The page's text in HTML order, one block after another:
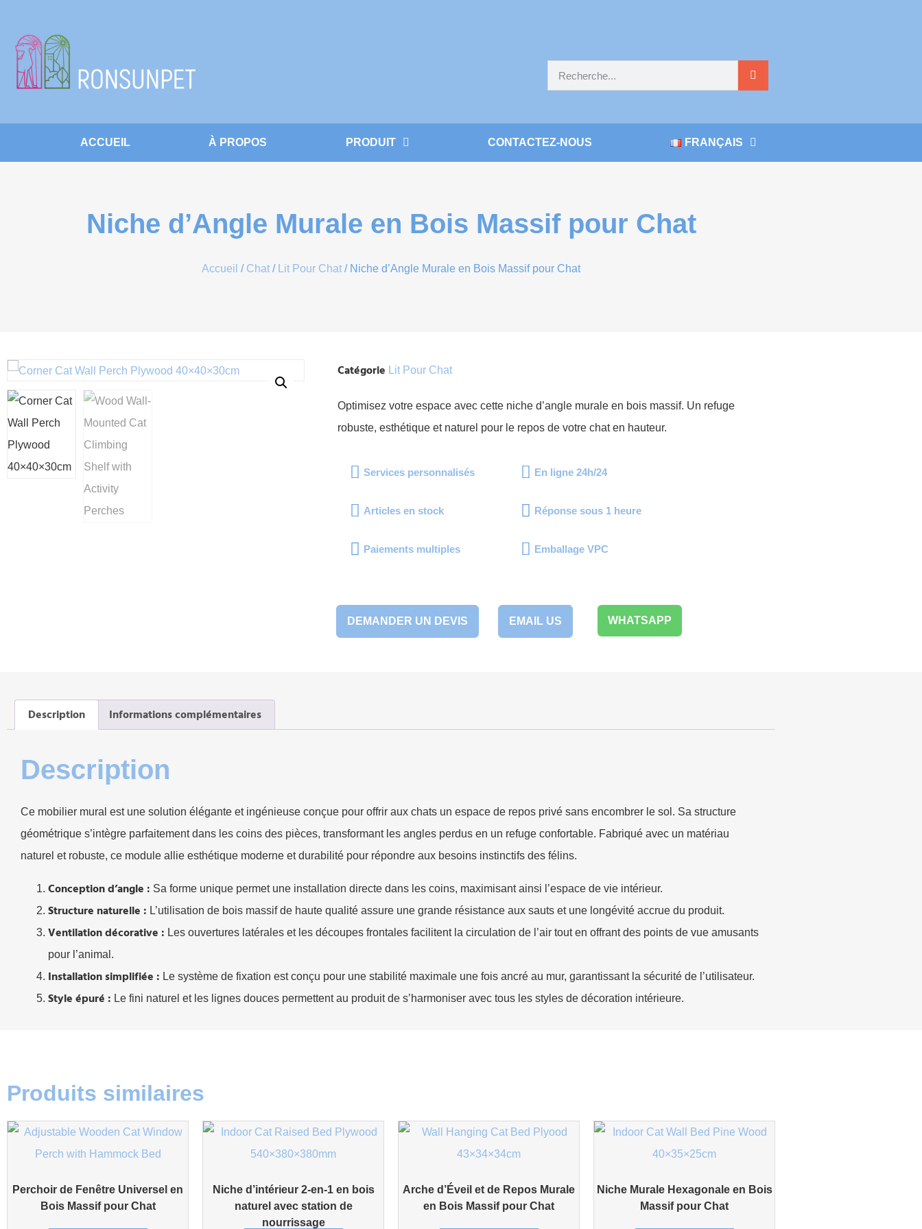
ACCUEIL À PROPOS PRODUIT CONTACTEZ-NOUS FRANÇAIS
Niche d’Angle Murale en Bois Massif pour Chat
Accueil / Chat / Lit Pour Chat / Niche d’Angle Murale en Bois Massif pour Chat
Catégorie Lit Pour Chat
Optimisez votre espace avec cette niche d’angle murale en bois massif. Un refuge
robuste, esthétique et naturel pour le repos de votre chat en hauteur.
Services personnalisés En ligne 24h/24
Articles en stock Réponse sous 1 heure
Paiements multiples Emballage VPC
DEMANDER UN DEVIS EMAIL US WHATSAPP
Description Informations complémentaires
Description
Ce mobilier mural est une solution élégante et ingénieuse conçue pour offrir aux chats un espace de repos privé sans encombrer le sol. Sa structure
géométrique s’intègre parfaitement dans les coins des pièces, transformant les angles perdus en un refuge confortable. Fabriqué avec un matériau
naturel et robuste, ce module allie esthétique moderne et durabilité pour répondre aux besoins instinctifs des félins.
Conception d’angle : Sa forme unique permet une installation directe dans les coins, maximisant ainsi l’espace de vie intérieur.
Structure naturelle : L’utilisation de bois massif de haute qualité assure une grande résistance aux sauts et une longévité accrue du produit.
Ventilation décorative : Les ouvertures latérales et les découpes frontales facilitent la circulation de l’air tout en offrant des points de vue amusants
pour l’animal.
Installation simplifiée : Le système de fixation est conçu pour une stabilité maximale une fois ancré au mur, garantissant la sécurité de l’utilisateur.
Style épuré : Le fini naturel et les lignes douces permettent au produit de s’harmoniser avec tous les styles de décoration intérieure.
Produits similaires
Perchoir de Fenêtre Universel en
Bois Massif pour Chat
Niche d’intérieur 2-en-1 en bois
naturel avec station de
nourrissage
Arche d’Éveil et de Repos Murale
en Bois Massif pour Chat
Niche Murale Hexagonale en Bois
Massif pour Chat